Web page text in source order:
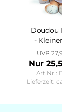
Doudou
-
UVP
Nur
Art.Nr.:
Lieferzeit: